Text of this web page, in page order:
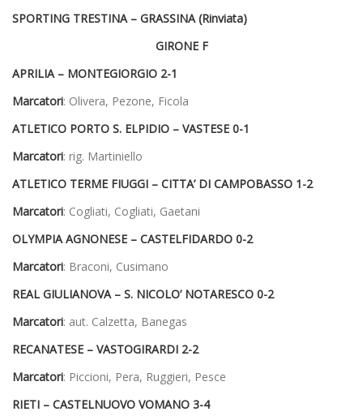
SPORTING TRESTINA – GRASSINA (Rinviata)
GIRONE F
APRILIA – MONTEGIORGIO 2-1
Marcatori: Olivera, Pezone, Ficola
ATLETICO PORTO S. ELPIDIO – VASTESE 0-1
Marcatori: rig. Martiniello
ATLETICO TERME FIUGGI – CITTA’ DI CAMPOBASSO 1-2
Marcatori: Cogliati, Cogliati, Gaetani
OLYMPIA AGNONESE – CASTELFIDARDO 0-2
Marcatori: Braconi, Cusimano
REAL GIULIANOVA – S. NICOLO’ NOTARESCO 0-2
Marcatori: aut. Calzetta, Banegas
RECANATESE – VASTOGIRARDI 2-2
Marcatori: Piccioni, Pera, Ruggieri, Pesce
RIETI – CASTELNUOVO VOMANO 3-4